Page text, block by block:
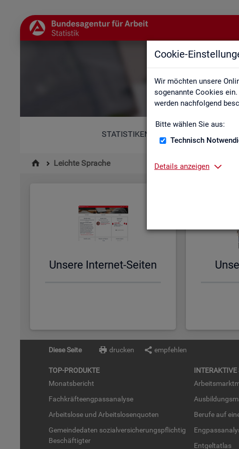
Cookie-
Wir möchten unsere
sogenannte Cookies
werden nachfolgend
Bitte wählen Sie aus:
Technisch
Details anzeigen
STATISTIKEN
Leichte Sprache
Un­se­re In­ter­net-Sei­ten
Diese Seite drucken empfehlen
TOP-PRO­DUK­TE
Mo­nats­be­richt
Fach­kräf­te­eng­pass­ana­ly­se
Ar­beits­lo­se und Ar­beits­lo­sen­quo­ten
Ge­mein­de­da­ten so­zi­al­ver­si­che­rungs­pflich­tig
Be­schäf­tig­ter
IN­TER­AK­TI­VE
Be­ru­fe auf
Ent­gel­t­at­las